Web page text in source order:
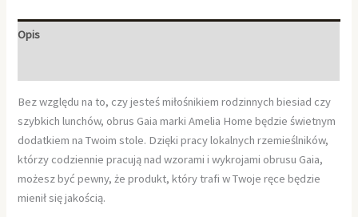
Opis
Bez względu na to, czy jesteś miłośnikiem rodzinnych biesiad czy
szybkich lunchów, obrus Gaia marki Amelia Home będzie świetnym
dodatkiem na Twoim stole. Dzięki pracy lokalnych rzemieślników,
którzy codziennie pracują nad wzorami i wykrojami obrusu Gaia,
możesz być pewny, że produkt, który trafi w Twoje ręce będzie
mienił się jakością.